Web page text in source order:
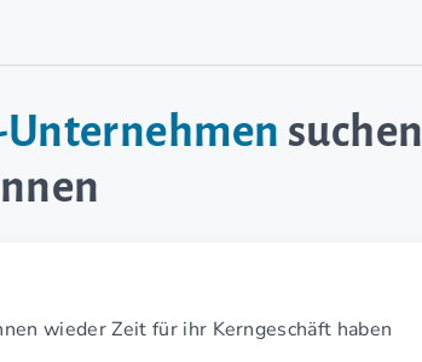
suchen
wieder Zeit für ihr Kerngeschäft haben